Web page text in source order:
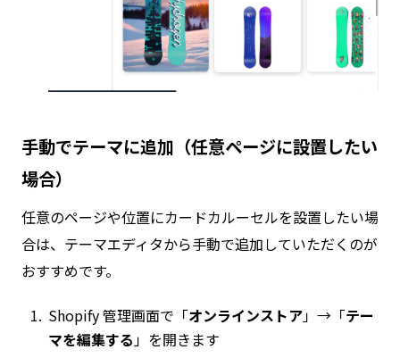
手動でテーマに追加（任意ページに設置したい
場合）
任意のページや位置にカードカルーセルを設置したい場
合は、テーマエディタから手動で追加していただくのが
おすすめです。
Shopify 管理画面で「オンラインストア」→「テー
マを編集する」を開きます